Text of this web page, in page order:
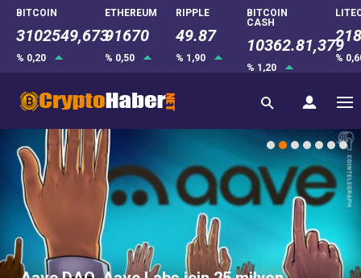
BITCOIN
3102549,673
% 0,20
ETHEREUM
91670
% 0,50
RIPPLE
49.87
% 1,90
BITCOIN
CASH
10362.81,379
% 1,20
%